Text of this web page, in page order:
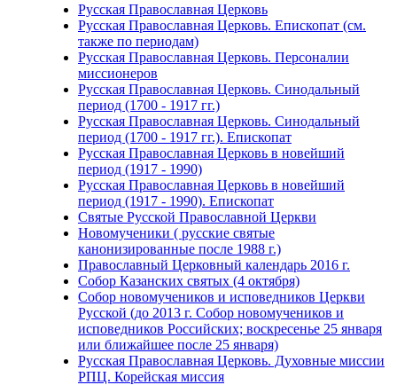
Русская Православная Церковь
Русская Православная Церковь. Епископат (см.
также по периодам)
Русская Православная Церковь. Персоналии
миссионеров
Русская Православная Церковь. Синодальный
период (1700 - 1917 гг.)
Русская Православная Церковь. Синодальный
период (1700 - 1917 гг.). Епископат
Русская Православная Церковь в новейший
период (1917 - 1990)
Русская Православная Церковь в новейший
период (1917 - 1990). Епископат
Святые Русской Православной Церкви
Новомученики ( русские святые
канонизированные после 1988 г.)
Православный Церковный календарь 2016 г.
Собор Казанских святых (4 октября)
Собор новомучеников и исповедников Церкви
Русской (до 2013 г. Собор новомучеников и
исповедников Российских; воскресенье 25 января
или ближайшее после 25 января)
Русская Православная Церковь. Духовные миссии
РПЦ. Корейская миссия